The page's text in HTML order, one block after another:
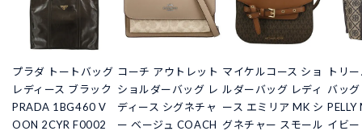
プラダ トートバッグ
レディース ブラック
PRADA 1BG460 V
OON 2CYR F0002
コーチ アウトレット
ショルダーバッグ レ
ディース シグネチャ
ー ベージュ COACH
マイケルコース ショ
ルダーバッグ レディ
ース エミリア MK シ
グネチャー スモール
トリ
バッ
イビ